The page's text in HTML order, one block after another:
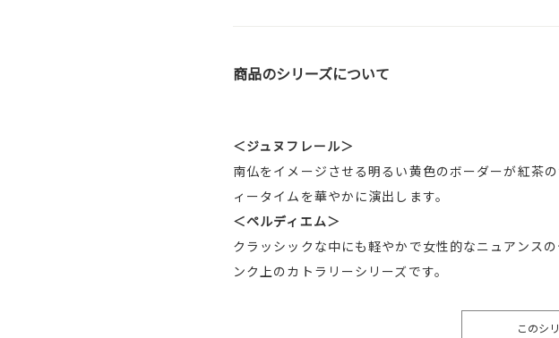
商品のシリーズについて
＜ジュヌフレール＞
南仏をイメージさせる明るい黄色のボーダーが紅茶
ィータイムを華やかに演出します。
＜ペルディエム＞
クラッシックな中にも軽やかで女性的なニュアンス
ンク上のカトラリーシリーズです。
このシ